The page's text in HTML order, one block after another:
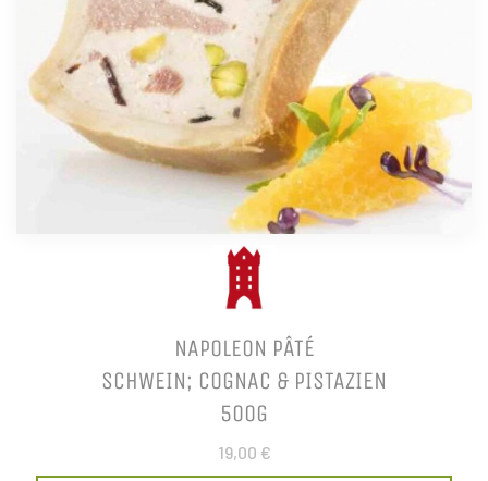
NAPOLEON PÂTÉ
SCHWEIN; COGNAC & PISTAZIEN
500G
19,00 €